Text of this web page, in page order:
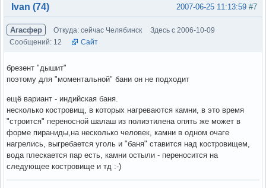
Вне форума #7
2007-06-25 11:13:59
Ivan (74)
Агасфер Откуда: сейчас Челябинск
Здесь с 2006-10-09
Сообщений: 12
Сайт
брезент "дышит"
поэтому для "моментальной" бани он не подходит
ещё вариант - индийская баня.
несколько костровищ, в которых нагреваются камни, в это время
"строится" переносной шалаш из полиэтилена опять же может в
форме пираниды,на несколько человек, камни в одном очаге
нагрелись, выгребается уголь и "баня" ставится над костровищем,
вода плескается пар есть, камни остыли - переносится на
следующее костровище и тд :-)